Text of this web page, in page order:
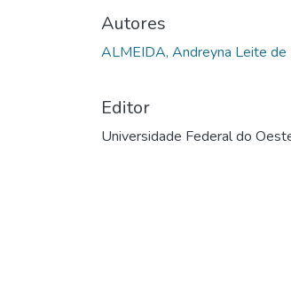
Autores
ALMEIDA, Andreyna Leite de
Editor
Universidade Federal do